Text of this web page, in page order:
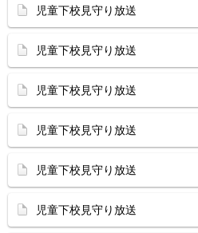
児童下校見守り放送
児童下校見守り放送
児童下校見守り放送
児童下校見守り放送
児童下校見守り放送
児童下校見守り放送